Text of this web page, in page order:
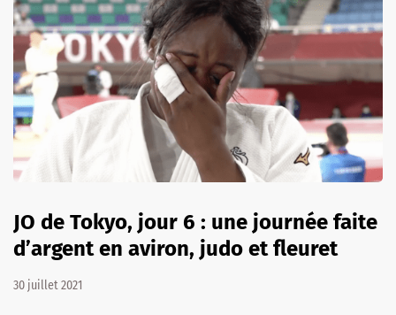
JO de Tokyo, jour 6 : une journée faite
d’argent en aviron, judo et fleuret
30 juillet 2021